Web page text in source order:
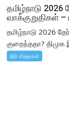
தமிழ்நாடு
வாக்குறுதிகள்
தமிழ்நாடு 2026
குறைந்ததா?
நீதி சிறகுகள்